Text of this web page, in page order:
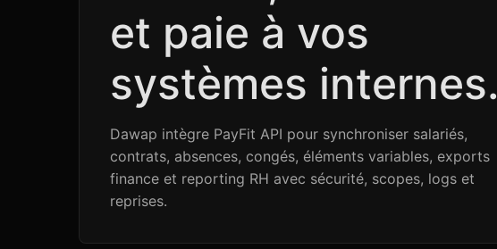
et paie à vos
systèmes internes.
Dawap intègre PayFit API pour synchroniser salariés,
contrats, absences, congés, éléments variables, exports
finance et reporting RH avec sécurité, scopes, logs et
reprises.